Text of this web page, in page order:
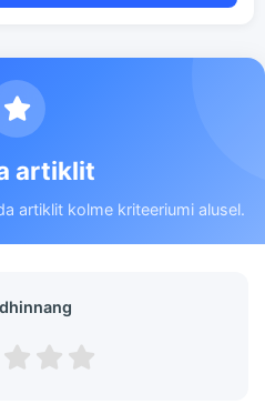
artiklit
artiklit kolme kriteeriumi alusel.